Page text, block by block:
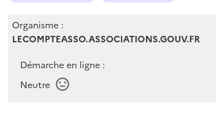
Organisme :
LECOMPTEASSO.ASSOCIATIONS.GOUV.FR
Démarche en ligne :
Neutre